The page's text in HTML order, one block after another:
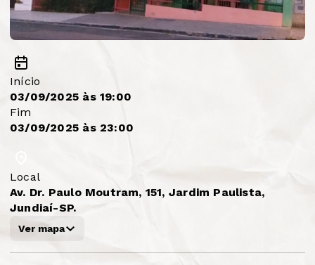
Início
03/09/2025 às 19:00
Fim
03/09/2025 às 23:00
Local
Av. Dr. Paulo Moutram, 151, Jardim Paulista,
Jundiaí-SP.
Ver mapa